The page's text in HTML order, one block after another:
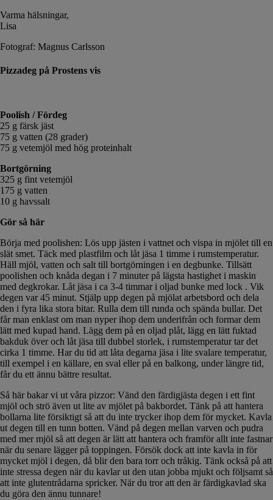
Varma hälsningar,
Lisa
Fotograf: Magnus Carlsson
Pizzadeg på Prostens vis
Poolish / Fördeg
25 g färsk jäst
75 g vatten (28 grader)
75 g vetemjöl med hög proteinhalt
Bortgörning
325 g fint vetemjöl
175 g vatten
10 g havssalt
Gör så här
Börja med poolishen: Lös upp jästen i vattnet och vispa in mjölet till en
slät smet. Täck med plastfilm och låt jäsa 1 timme i rumstemperatur.
Häll mjöl, vatten och salt till bortgörningen i en degbunke. Tillsätt
poolishen och knåda degan i 7 minuter på lägsta hastighet i maskin
med degkrokar. Låt jäsa i ca 3-4 timmar i oljad bunke med lock . Vik
degen var 45 minut. Stjälp upp degen på mjölat arbetsbord och dela
den i fyra lika stora bitar. Rulla dem till runda och spända bullar. Det
får man enklast om man nyper ihop dem underifrån och formar dem
lätt med kupad hand. Lägg dem på en oljad plåt, lägg en lätt fuktad
bakduk över och låt jäsa till dubbel storlek, i rumstemperatur tar det
cirka 1 timme. Har du tid att låta degarna jäsa i lite svalare temperatur,
till exempel i en källare, en sval eller på en balkong, under längre tid,
får du ett ännu bättre resultat.
Så här bakar vi ut våra pizzor: Vänd den färdigjästa degen i ett fint
mjöl och strö även ut lite av mjölet på bakbordet. Tänk på att hantera
bollarna lite försiktigt så att du inte trycker ihop dem för mycket. Kavla
ut degen till en tunn botten. Vänd på degen mellan varven och pudra
med mer mjöl så att degen är lätt att hantera och framför allt inte fastnar
när du senare lägger på toppingen. Försök dock att inte kavla in för
mycket mjöl i degen, då blir den bara torr och tråkig. Tänk också på att
inte stressa degen när du kavlar ut den utan jobba mjukt och följsamt så
att inte glutentrådarna spricker. När du tror att den är färdigkavlad ska
du göra den ännu tunnare!